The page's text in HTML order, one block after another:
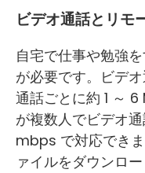
ビデオ通話とリモ
自宅で仕事や勉強
が必要です。ビデ
通話ごとに約 1 ～
が複数人でビデオ
mbps で対応でき
ァイルをダウンロ